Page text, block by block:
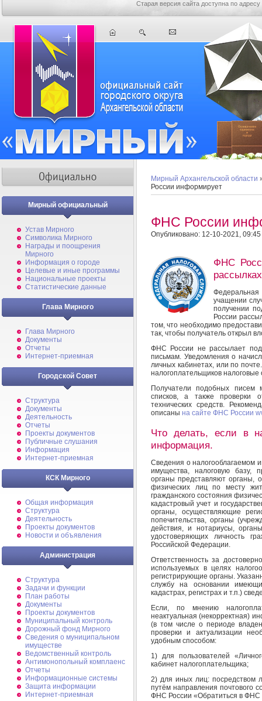
Старая версия сайта доступна по адресу
Мирный официальный
Устав Мирного
Символика Мирного
Награды и поощрения
Мирного
Информация о городе
Целевые и иные программы
Национальные проекты
Статистические данные
Глава Мирного
Глава Мирного
Документы
Отчеты
Интернет-приемная
Городской Совет
Структура
Документы
Деятельность
Отчеты
Проекты документов
Публичные слушания
Информация
Интернет-приемная
КСК Мирного
Общая информация
Структура
Деятельность
Проекты документов
Новости и объявления
Администрация
Структура
Задачи и функции
План работы
Документы
Проекты документов
Муниципальный контроль
Дорожный фонд Мирного
Cведения о муниципальном
имуществе
Ведомственный контроль
Антимонопольный комплаенс
Отчеты
Информационные системы
Защита информации
Интернет-приемная
Мирный Архангельской области
России информирует
ФНС России
Опубликовано: 12-10-2021, 09:45
ФНС
учащении
получении
России
том, что необходимо
так, чтобы получатель открыл
ФНС России не рассылает
письмам. Уведомления о
личных кабинетах, или по
налогоплательщиков
Получатели подобных писем
списков, а также проверки
технических средств.
описаны на сайте ФНС России
Что делать, если в
информация.
Сведения о налогооблагаемом
имущества, налоговую базу,
органы представляют органы,
физических лиц по месту
гражданского состояния
кадастровый учет и
органы, осуществляющие
попечительства, органы
действия, и нотариусы,
удостоверяющих личность
Российской Федерации.
Ответственность за
используемых в целях
регистрирующие органы.
службу на основании
кадастрах, регистрах и т.п.)
Если, по мнению
неактуальная (некорректная)
(в том числе о периоде
проверки и актуализации
удобным способом:
1) для пользователей
кабинет налогоплательщика;
2) для иных лиц: посредством
путём направления почтового
ФНС России «Обратиться в ФНС